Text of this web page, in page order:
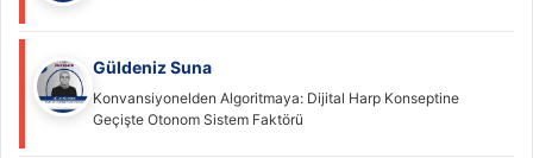
Güldeniz Suna
Konvansiyonelden Algoritmaya: Dijital Harp Konseptine
Geçişte Otonom Sistem Faktörü